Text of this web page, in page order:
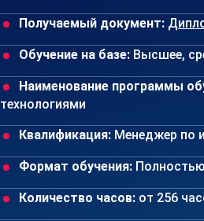
Получаемый документ:
Обучение на базе: Высшее,
Наименование программы
технологиями
Квалификация: Менеджер по
Формат обучения:
Количество часов: от 256